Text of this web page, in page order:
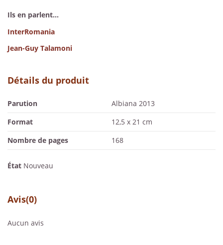
Ils en parlent...
InterRomania
Jean-Guy Talamoni
Détails du produit
Parution
Albiana 2013
Format
12,5 x 21 cm
Nombre de pages
168
État Nouveau
Avis(0)
Aucun avis